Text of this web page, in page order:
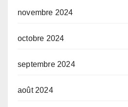
novembre 2024
octobre 2024
septembre 2024
août 2024